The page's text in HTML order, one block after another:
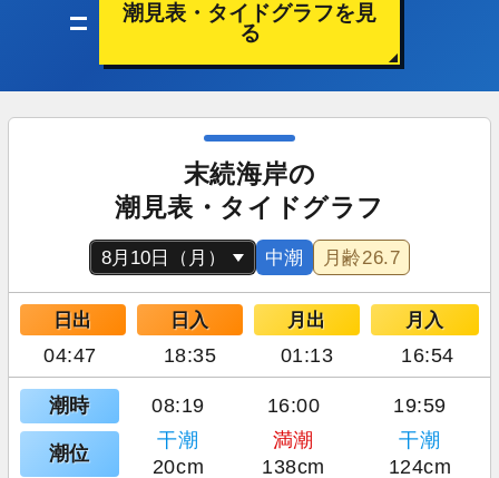
潮見表・タイドグラフを見
る
末続海岸の
潮見表・タイドグラフ
中潮 月齢26.7
日出 日入 月出 月入
04:47 18:35 01:13 16:54
潮時 08:19 16:00 19:59
潮位
干潮 満潮
干潮
20cm
138cm 124cm